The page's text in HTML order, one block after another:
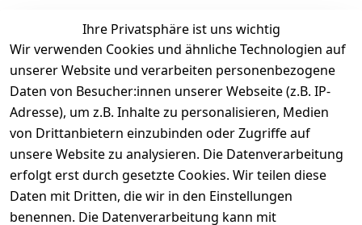
Kundenbewertungen
Durchschnittliche Bewertung
0
Basierend auf 0 Bewertung(en)
Bewertung abgeben
5
( 0 )
Ihre Privatsphäre ist uns wichtig
Wir verwenden Cookies und ähnliche Technologien auf
unserer Website und verarbeiten personenbezogene
Daten von Besucher:innen unserer Webseite (z.B. IP-
Adresse), um z.B. Inhalte zu personalisieren, Medien
von Drittanbietern einzubinden oder Zugriffe auf
unsere Website zu analysieren. Die Datenverarbeitung
erfolgt erst durch gesetzte Cookies. Wir teilen diese
Daten mit Dritten, die wir in den Einstellungen
benennen. Die Datenverarbeitung kann mit